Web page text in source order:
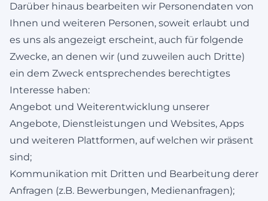
Darüber hinaus bearbeiten wir Personendaten von
Ihnen und weiteren Personen, soweit erlaubt und
es uns als angezeigt erscheint, auch für folgende
Zwecke, an denen wir (und zuweilen auch Dritte)
ein dem Zweck entsprechendes berechtigtes
Interesse haben:
Angebot und Weiterentwicklung unserer
Angebote, Dienstleistungen und Websites, Apps
und weiteren Plattformen, auf welchen wir präsent
sind;
Kommunikation mit Dritten und Bearbeitung derer
Anfragen (z.B. Bewerbungen, Medienanfragen);